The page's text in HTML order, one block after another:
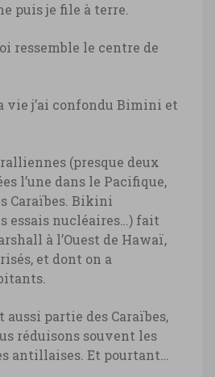
puis je file à terre.
ressemble le centre de
vie j’ai confondu Bimini et
(presque deux
l’une dans le Pacifique,
Caraïbes. Bikini
essais nucléaires…) fait
à l’Ouest de Hawaï,
et dont on a
aussi partie des Caraïbes,
réduisons souvent les
antillaises. Et pourtant…